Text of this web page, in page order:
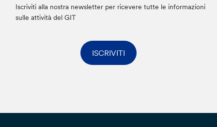
Iscriviti alla nostra newsletter per ricevere tutte le informazioni
sulle attività del GIT
ISCRIVITI